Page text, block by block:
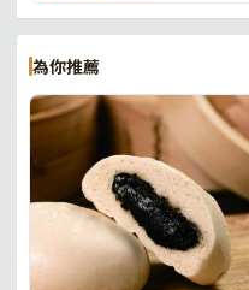
為你推薦